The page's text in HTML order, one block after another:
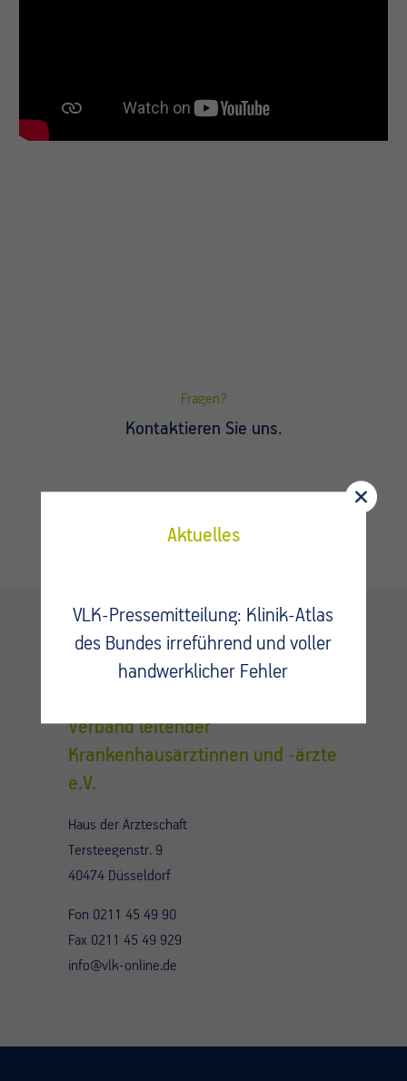
Fragen?
Kontaktieren Sie uns.
Kontakt
Verband leitender
Krankenhausärztinnen und -ärzte
e.V.
Haus der Ärzteschaft
Tersteegenstr. 9
40474 Düsseldorf
Fon 0211 45 49 90
Fax 0211 45 49 929
info@vlk-online.de
Aktuelles
VLK-Pressemitteilung: Klinik-Atlas
des Bundes irreführend und voller
handwerklicher Fehler